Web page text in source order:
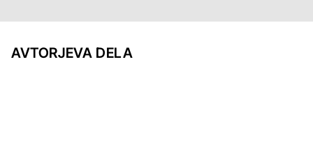
AVTORJEVA DELA